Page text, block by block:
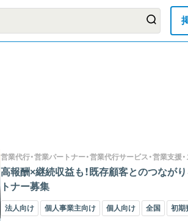
営業代行・営業パートナー・営業代行サービス・営業支援
高報酬×継続収益も！既存顧客とのつなが
トナー募集
法人向け 個人事業主向け 個人向け 全国 初期